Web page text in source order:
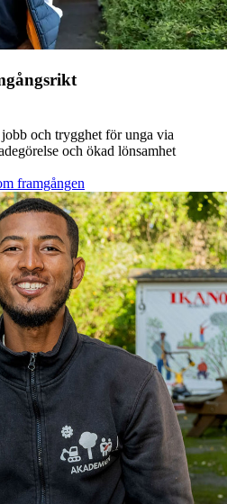
och trygghet för unga via
och ökad lönsamhet
framgången